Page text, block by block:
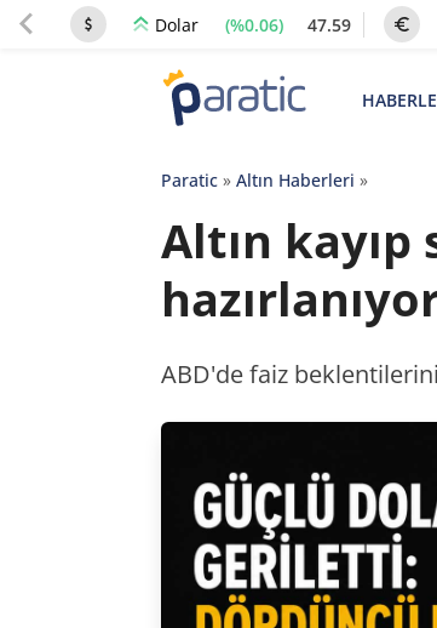
Dolar (%0.06) 47.59
Paratic» Altın Haberleri »
Altın
ABD'de faiz